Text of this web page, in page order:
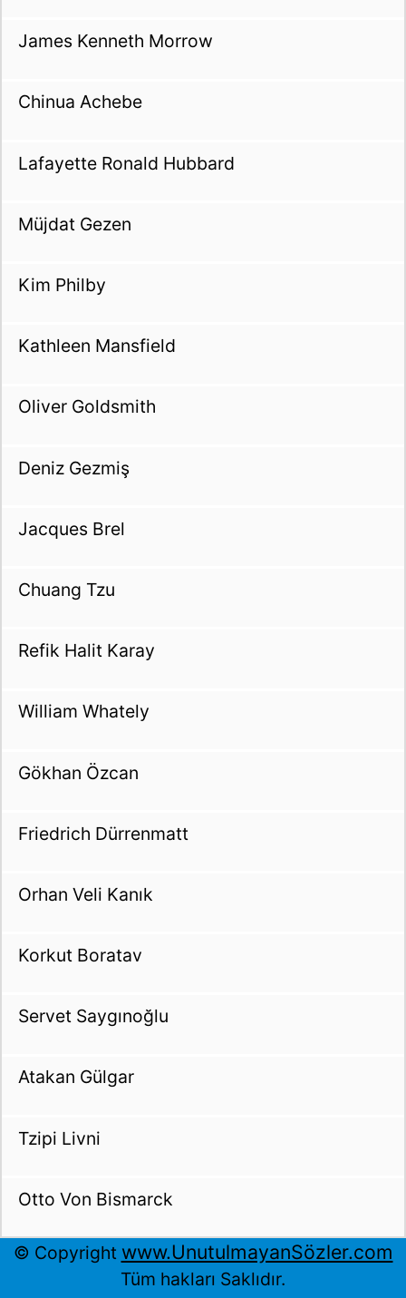
James Kenneth Morrow
Chinua Achebe
Lafayette Ronald Hubbard
Müjdat Gezen
Kim Philby
Kathleen Mansfield
Oliver Goldsmith
Deniz Gezmiş
Jacques Brel
Chuang Tzu
Refik Halit Karay
William Whately
Gökhan Özcan
Friedrich Dürrenmatt
Orhan Veli Kanık
Korkut Boratav
Servet Saygınoğlu
Atakan Gülgar
Tzipi Livni
Otto Von Bismarck
© Copyright www.UnutulmayanSözler.com
Tüm hakları Saklıdır.